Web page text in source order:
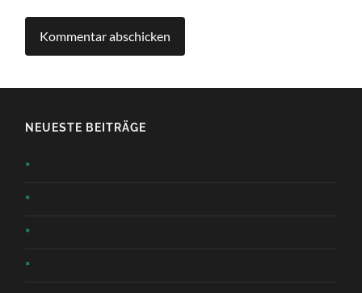
NEUESTE BEITRÄGE
*
*
*
*